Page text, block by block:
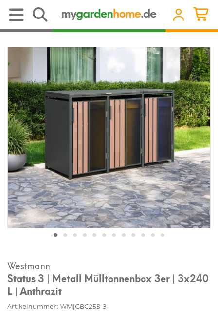
Westmann
Status 3 | Metall Mülltonnenbox 3er | 3x240
L | Anthrazit
Artikelnummer: WMJGBC253-3